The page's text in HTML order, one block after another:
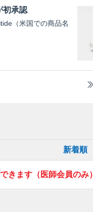
初承認
（米国での商品名
新着順
きます（医師会員のみ）